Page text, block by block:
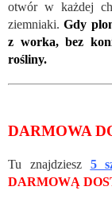
otwór w każdej
ziemniaki.Gdy
z worka, bez
rośliny.
DARMOWA
Tu znajdziesz 5
DARMOWĄ